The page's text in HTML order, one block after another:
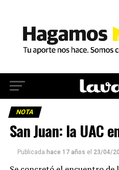
NOTA
San Juan: la UAC
Publicada hace 17 años el 23/04/